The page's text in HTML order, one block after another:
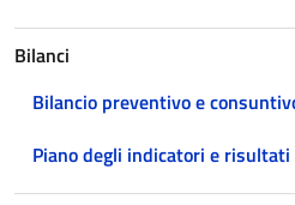
Bilanci
Bilancio preventivo e
Piano degli indicatori e